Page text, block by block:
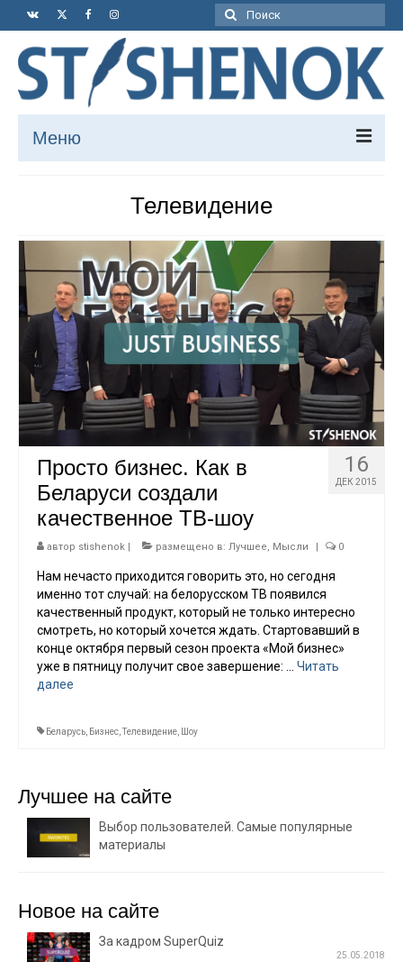
Поиск:
Меню
Путешествия
Рассказы
Мысли
Футбол
Видео
Работы
Графика
Музыка
Тесты
Телевидение
16
ДЕК 2015
Просто бизнес. Как в
Беларуси создали
качественное ТВ-шоу
автор stishenok размещено в: Лучшее, Мысли 0
Нам нечасто приходится говорить это, но сегодня
именно тот случай: на белорусском ТВ появился
качественный продукт, который не только интересно
смотреть, но который хочется ждать. Стартовавший в
конце октября первый сезон проекта «Мой бизнес»
уже в пятницу получит свое завершение: … Читать
далее
Беларусь, Бизнес,Телевидение, Шоу
Лучшее на сайте
Выбор пользователей. Самые популярные
материалы
Новое на сайте
За кадром SuperQuiz
25.05.2018